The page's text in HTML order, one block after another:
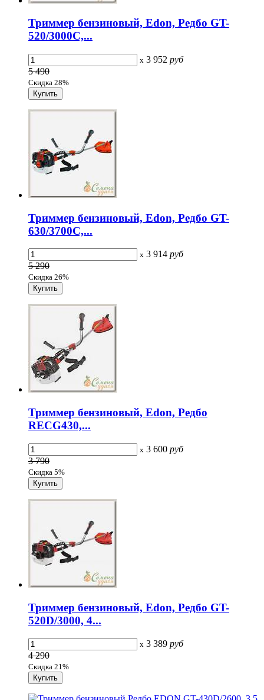
Триммер бензиновый, Edon, Редбо GT-
520/3000С,...
x 3 952 руб
5 490
Скидка 28%
Триммер бензиновый, Edon, Редбо GT-
630/3700C,...
x 3 914 руб
5 290
Скидка 26%
Триммер бензиновый, Edon, Редбо
RECG430,...
x 3 600 руб
3 790
Скидка 5%
Триммер бензиновый, Edon, Редбо GT-
520D/3000, 4...
x 3 389 руб
4 290
Скидка 21%